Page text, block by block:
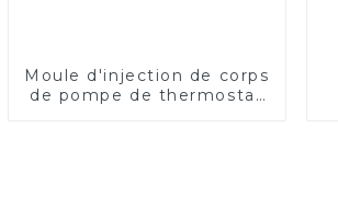
Moule d'injection de corps
de pompe de thermostat